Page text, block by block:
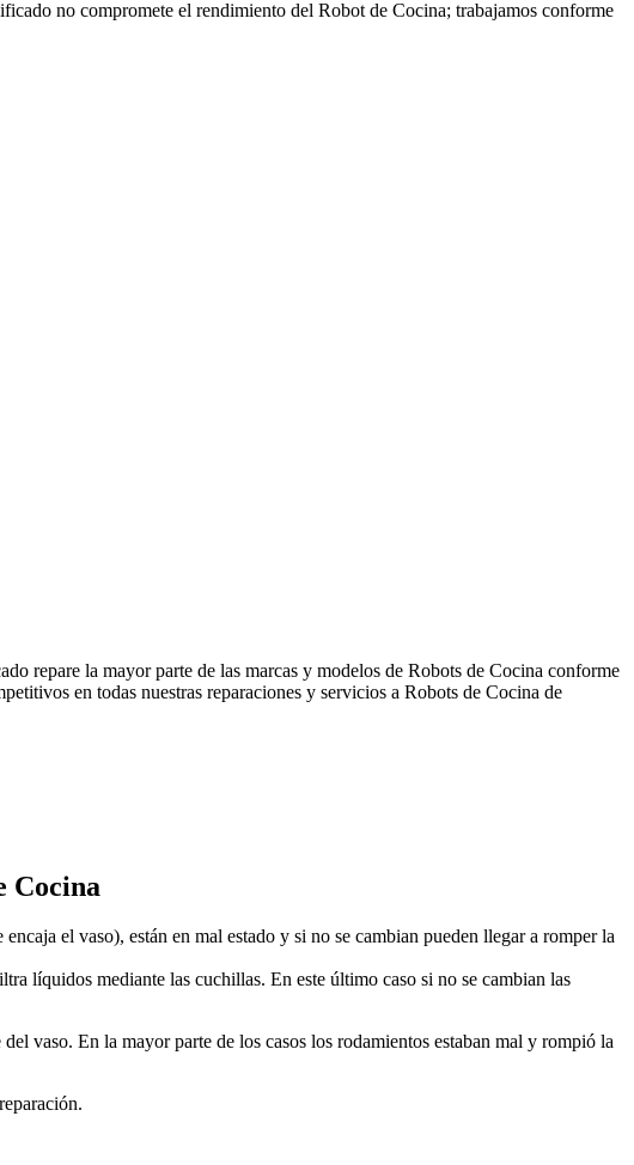
no compromete el rendimiento del Robot de Cocina; trabajamos conforme
repare la mayor parte de las marcas y modelos de Robots de Cocina conforme
en todas nuestras reparaciones y servicios a Robots de Cocina de
Cocina
el vaso), están en mal estado y si no se cambian pueden llegar a romper la
líquidos mediante las cuchillas. En este último caso si no se cambian las
vaso. En la mayor parte de los casos los rodamientos estaban mal y rompió la